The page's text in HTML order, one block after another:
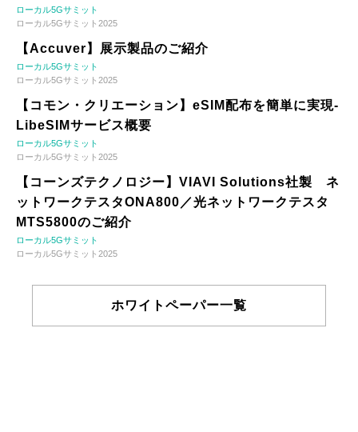
ローカル5Gサミット
ローカル5Gサミット2025
【Accuver】展示製品のご紹介
ローカル5Gサミット
ローカル5Gサミット2025
【コモン・クリエーション】eSIM配布を簡単に実現-
LibeSIMサービス概要
ローカル5Gサミット
ローカル5Gサミット2025
【コーンズテクノロジー】VIAVI Solutions社製 ネ
ットワークテスタONA800／光ネットワークテスタ
MTS5800のご紹介
ローカル5Gサミット
ローカル5Gサミット2025
ホワイトペーパー一覧